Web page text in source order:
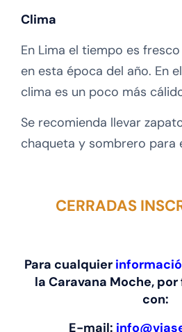
Clima
En Lima el tiempo es
en esta época del año. En
clima es un poco más
Se recomienda llevar
chaqueta y sombrero para
CERRADAS
Para cualquier
la Caravana Moche,
con:
E-mail: